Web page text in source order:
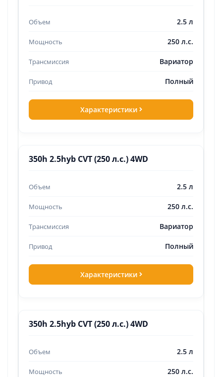
2.5 л
250 л.с.
Вариатор
Полный
Характеристики
350h 2.5hyb CVT (250 л.с.) 4WD
2.5 л
250 л.с.
Вариатор
Полный
Характеристики
350h 2.5hyb CVT (250 л.с.) 4WD
2.5 л
250 л.с.